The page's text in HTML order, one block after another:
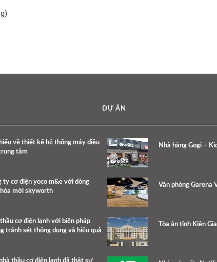
về thiết kế hệ thống máy điều
tâm
ty cơ điện yoco m&e với dòng
mới skyworth
cơ điện lạnh với biện pháp
tránh sét thông dụng và hiệu quả
DỰ ÁN
Nhà hàng Gogi –
Văn phòng Garena
Tòa án tỉnh Kiên